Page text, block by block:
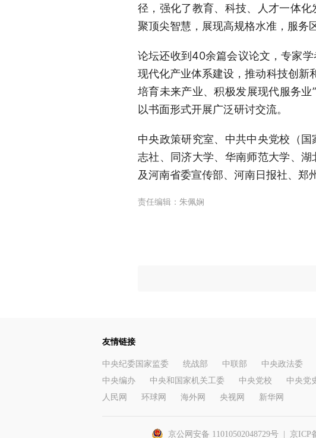
径，强化了教育、科技、人才一体
聚顶尖智慧，展现高规格水准，服务
论坛还收到40余篇会议论文，专家
现代化产业体系建设，推动科技创新
培育未来产业、积极发展现代服务业
以书面形式开展广泛研讨交流。
中央政策研究室、中共中央党校（
志社、同济大学、华南师范大学、
及河南省委宣传部、河南日报社、郑
责任编辑： 朱佩娴
友情链接
中央纪委国家监委 统战部 中联部 中央政法委
中央编办
中央和国家机关工委 中央党校
中央党
人民网
环球网 海外网 央视网 新华网
京公网安备 11010502048729号 京ICP